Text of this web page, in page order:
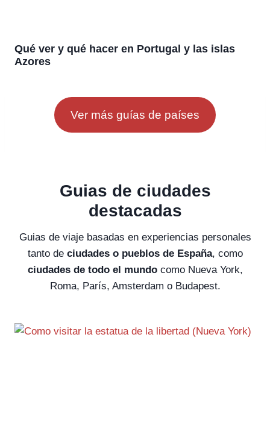
Qué ver y qué hacer en Portugal y las islas
Azores
Ver más guías de países
Guias de ciudades
destacadas
Guias de viaje basadas en experiencias personales
tanto de ciudades o pueblos de España, como
ciudades de todo el mundocomo Nueva York,
Roma, París, Amsterdam o Budapest.